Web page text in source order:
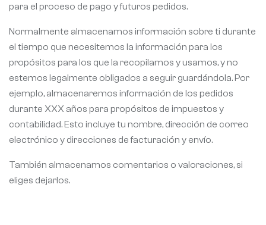
para el proceso de pago y futuros pedidos.
Normalmente almacenamos información sobre ti durante
el tiempo que necesitemos la información para los
propósitos para los que la recopilamos y usamos, y no
estemos legalmente obligados a seguir guardándola. Por
ejemplo, almacenaremos información de los pedidos
durante XXX años para propósitos de impuestos y
contabilidad. Esto incluye tu nombre, dirección de correo
electrónico y direcciones de facturación y envío.
También almacenamos comentarios o valoraciones, si
eliges dejarlos.